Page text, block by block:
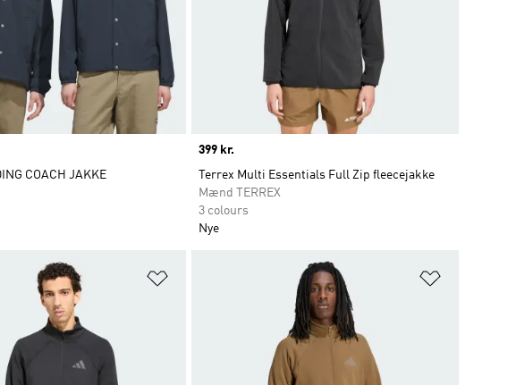
COACH JAKKE
Price
399 kr.
Terrex Multi Essentials Full Zip fleecejakke
Mænd TERREX
3 colours
Nye